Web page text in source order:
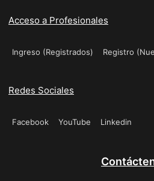
Acceso a Profesionales
Ingreso (Registrados) Registro
Redes Sociales
Facebook YouTube Linkedin